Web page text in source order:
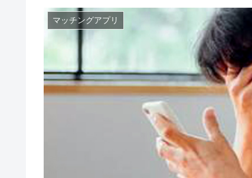
マッチングアプリ